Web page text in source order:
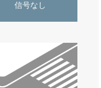
信号なし